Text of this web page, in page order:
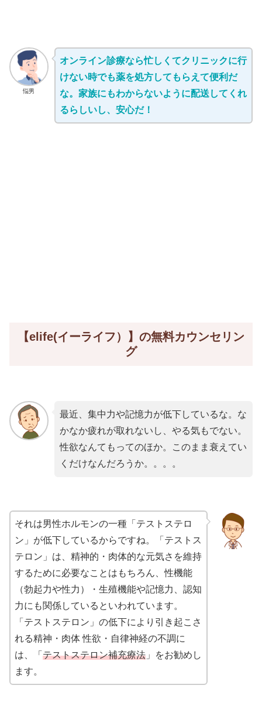
悩男
オンライン診療なら忙しくてクリニックに行
けない時でも薬を処方してもらえて便利だ
な。家族にもわからないように配送してくれ
るらしいし、安心だ！
【elife(イーライフ）】の無料カウンセリン
グ
最近、集中力や記憶力が低下しているな。な
かなか疲れが取れないし、やる気もでない。
性欲なんてもってのほか。このまま衰えてい
くだけなんだろうか。。。。
それは男性ホルモンの一種「テストステロ
ン」が低下しているからですね。「テストス
テロン」は、精神的・肉体的な元気さを維持
するために必要なことはもちろん、性機能
（勃起力や性力）・生殖機能や記憶力、認知
力にも関係しているといわれています。
「テストステロン」の低下により引き起こさ
れる精神・肉体 性欲・自律神経の不調に
は、「 テストステロン補充療法 」をお勧めし
ます。